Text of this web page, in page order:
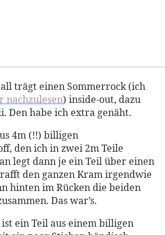
trägt einen Sommerrock (ich
nachzulesen) inside-out, dazu
Den habe ich extra genäht.
4m (!!) billigen
den ich in zwei 2m Teile
legt dann je ein Teil über einen
den ganzen Kram irgendwie
hinten im Rücken die beiden
Das war’s.
ein Teil aus einem billigen